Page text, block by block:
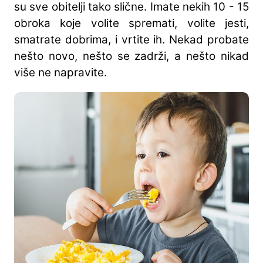
su sve obitelji tako slične. Imate nekih 10 - 15
obroka koje volite spremati, volite jesti,
smatrate dobrima, i vrtite ih. Nekad probate
nešto novo, nešto se zadrži, a nešto nikad
više ne napravite.